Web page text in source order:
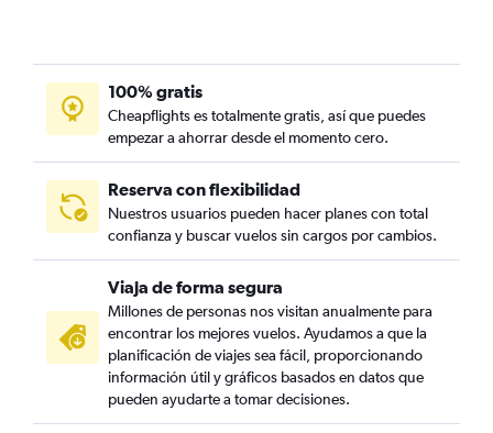
100% gratis
Cheapflights es totalmente gratis, así que puedes
empezar a ahorrar desde el momento cero.
Reserva con flexibilidad
Nuestros usuarios pueden hacer planes con total
confianza y buscar vuelos sin cargos por cambios.
Viaja de forma segura
Millones de personas nos visitan anualmente para
encontrar los mejores vuelos. Ayudamos a que la
planificación de viajes sea fácil, proporcionando
información útil y gráficos basados en datos que
pueden ayudarte a tomar decisiones.